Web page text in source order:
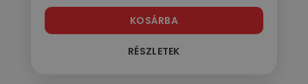
KOSÁRBA
RÉSZLETEK